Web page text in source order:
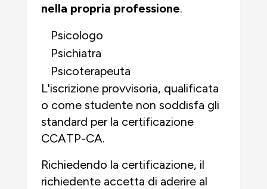
nella propria professione.
Psicologo
Psichiatra
Psicoterapeuta
L'iscrizione provvisoria, qualificata
o come studente non soddisfa gli
standard per la certificazione
CCATP-CA.
Richiedendo la certificazione, il
richiedente accetta di aderire al